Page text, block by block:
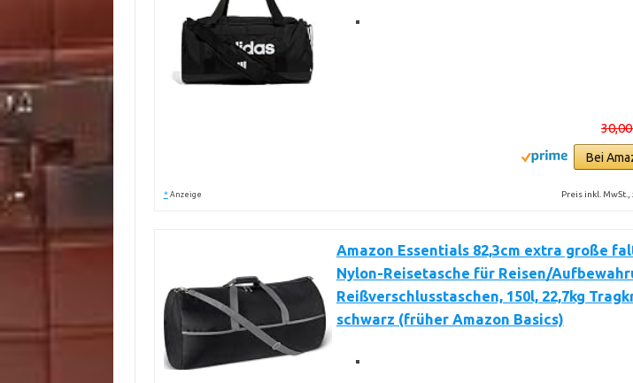
Bei
* Anzeige Preis inkl.
Amazon Essentials 82,3cm extra große
Nylon-Reisetasche für Reisen/
Reißverschlusstaschen, 150l, 22,7kg
schwarz (früher Amazon Basics)